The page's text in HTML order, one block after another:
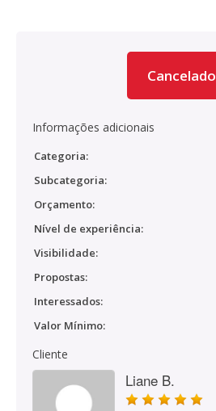
Cancelado
Informações adicionais
Categoria:
Subcategoria:
Orçamento:
Nível de experiência:
Visibilidade:
Propostas:
Interessados:
Valor Mínimo:
Cliente
Liane B.